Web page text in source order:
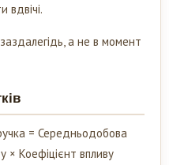
вдвічі.
а не в момент
= Середньодобова
× Коефіцієнт впливу